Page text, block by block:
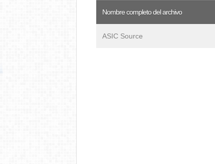
Nombre completo del archivo
ASIC Source